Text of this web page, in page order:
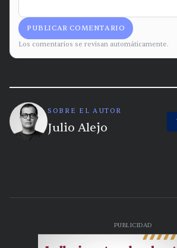
PUBLICAR COMENTARIO
Los comentarios se revisan automáticamente.
SOBRE EL AUTOR
Julio Alejo
PUBLICIDAD